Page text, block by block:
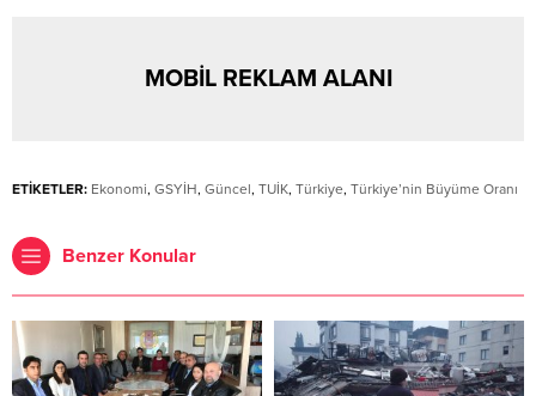
MOBİL REKLAM ALANI
ETİKETLER: Ekonomi, GSYİH, Güncel, TUİK, Türkiye, Türkiye’nin Büyüme Oranı
Benzer Konular